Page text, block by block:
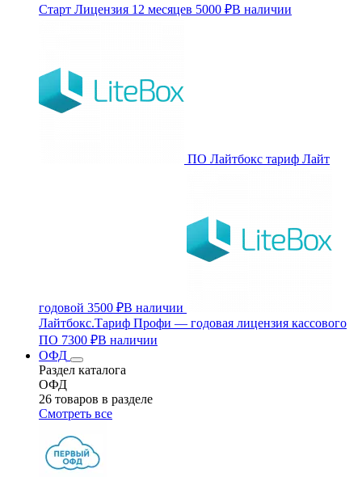
Старт Лицензия 12 месяцев 5000 ₽В наличии
ПО Лайтбокс тариф Лайт
годовой 3500 ₽В наличии
Лайтбокс.Тариф Профи — годовая лицензия кассового
ПО 7300 ₽В наличии
ОФД
Раздел каталога
ОФД
26 товаров в разделе
Смотреть все